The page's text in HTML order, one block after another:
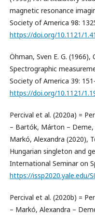
magnetic resonance
Society of America 98:
https://doi.org/10.1121/
Öhman, Sven E. G.
Spectrographic
Society of America 39:
https://doi.org/10.1121/
Percival et al. (2020a) =
– Bartók, Márton – Deme,
Markó, Alexandra (2020),
Hungarian singleton and
International Seminar on
https://issp2020.yale.edu/
Percival et al. (2020b) =
– Markó, Alexandra –